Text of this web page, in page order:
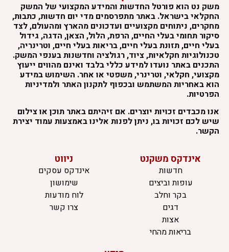
משק נט הוא פורטל החדשות והמידע המקצועי של המשק
החקלאי בישראל. באתר מתפרסמים מדי יום חדשות, כתבות,
מחקרים, ניתוחים מקצועיים ועדכונים מהארץ ומהעולם, לצד
סיקור תחומי בעלי החיים, הרפת, הלול, הצאן, הדגה, גידול
בעלי חיים, תזונת בעלי חיים, בריאות בעלי חיים, וטרינריה,
טכנולוגיות חקלאיות, ציוד, רגולציה וחדשנות בענפי המשק.
התכנים באתר נועדו למידע כללי בלבד ואינם מהווים ייעוץ
מקצועי, חקלאי, וטרינרי, משפטי או אחר. השימוש במידע
הוא באחריות המשתמש ובכפוף לתקנון האתר ולמדיניות
הפרטיות.
אנו מכבדים זכויות יוצרים. אם זיהיתם באתר תוכן או צילום
שיש לכם זכויות בו, ניתן לפנות אלינו באמצעות עמוד יצירת
הקשר.
אינדקס משקנט
חדשות
עופות וביצים
בקר וחלב
דגים
אצות
בריאות מהחי
ניווט
אינדקס עסקים
שימושון
לוח מודעות
צרו קשר